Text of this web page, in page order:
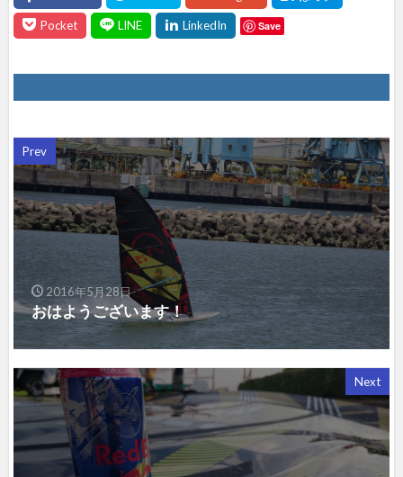
Save
Prev
2016年5月28日
おはようございます！
Next